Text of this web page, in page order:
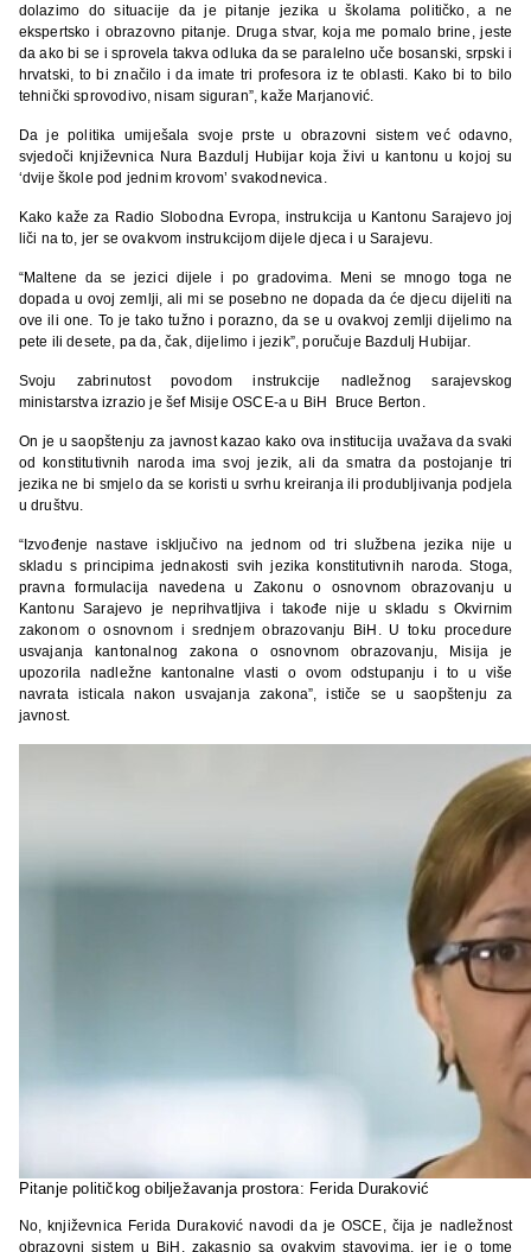
dolazimo do situacije da je pitanje jezika u školama političko, a ne
ekspertsko i obrazovno pitanje. Druga stvar, koja me pomalo brine, jeste
da ako bi se i sprovela takva odluka da se paralelno uče bosanski, srpski i
hrvatski, to bi značilo i da imate tri profesora iz te oblasti. Kako bi to bilo
tehnički sprovodivo, nisam siguran”, kaže Marjanović.
Da je politika umiješala svoje prste u obrazovni sistem već odavno,
svjedoči književnica Nura Bazdulj Hubijar koja živi u kantonu u kojoj su
‘dvije škole pod jednim krovom’ svakodnevica.
Kako kaže za Radio Slobodna Evropa, instrukcija u Kantonu Sarajevo joj
liči na to, jer se ovakvom instrukcijom dijele djeca i u Sarajevu.
“Maltene da se jezici dijele i po gradovima. Meni se mnogo toga ne
dopada u ovoj zemlji, ali mi se posebno ne dopada da će djecu dijeliti na
ove ili one. To je tako tužno i porazno, da se u ovakvoj zemlji dijelimo na
pete ili desete, pa da, čak, dijelimo i jezik”, poručuje Bazdulj Hubijar.
Svoju zabrinutost povodom instrukcije nadležnog sarajevskog
ministarstva izrazio je šef Misije OSCE-a u BiH Bruce Berton.
On je u saopštenju za javnost kazao kako ova institucija uvažava da svaki
od konstitutivnih naroda ima svoj jezik, ali da smatra da postojanje tri
jezika ne bi smjelo da se koristi u svrhu kreiranja ili produbljivanja podjela
u društvu.
“Izvođenje nastave isključivo na jednom od tri službena jezika nije u
skladu s principima jednakosti svih jezika konstitutivnih naroda. Stoga,
pravna formulacija navedena u Zakonu o osnovnom obrazovanju u
Kantonu Sarajevo je neprihvatljiva i takođe nije u skladu s Okvirnim
zakonom o osnovnom i srednjem obrazovanju BiH. U toku procedure
usvajanja kantonalnog zakona o osnovnom obrazovanju, Misija je
upozorila nadležne kantonalne vlasti o ovom odstupanju i to u više
navrata isticala nakon usvajanja zakona”, ističe se u saopštenju za
javnost.
Pitanje političkog obilježavanja prostora: Ferida Duraković
No, književnica Ferida Duraković navodi da je OSCE, čija je nadležnost
obrazovni sistem u BiH, zakasnio sa ovakvim stavovima, jer je o tome